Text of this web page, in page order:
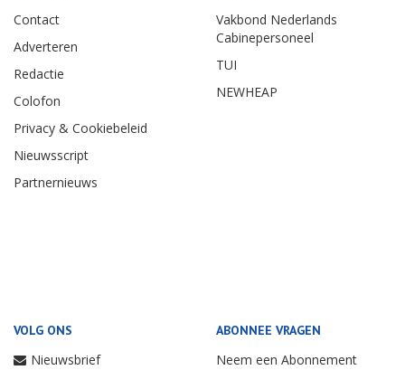
Contact
Adverteren
Redactie
Colofon
Privacy & Cookiebeleid
Nieuwsscript
Partnernieuws
Vakbond Nederlands
Cabinepersoneel
TUI
NEWHEAP
VOLG ONS
Nieuwsbrief
ABONNEE VRAGEN
Neem een Abonnement